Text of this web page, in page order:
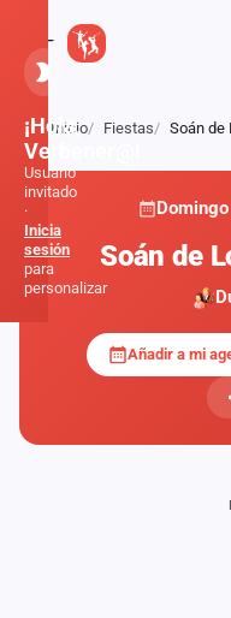
Atrás
Inicio Fiestas Soán de
Soán de
Añadir a mi
¡Hola,
Verbener@!
Usuario
invitado
·
Inicia
sesión
para
personalizar